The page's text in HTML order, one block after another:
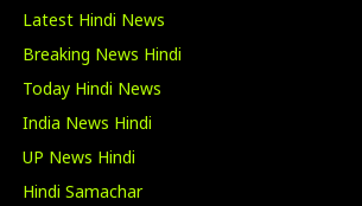
Latest Hindi News
Breaking News Hindi
Today Hindi News
India News Hindi
UP News Hindi
Hindi Samachar